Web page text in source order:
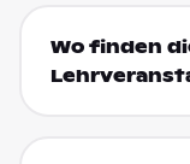
Wo finden